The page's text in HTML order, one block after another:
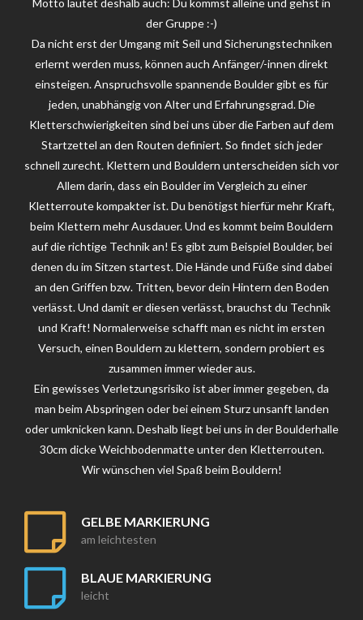
Motto lautet deshalb auch: Du kommst alleine und gehst in
der Gruppe :-)
Da nicht erst der Umgang mit Seil und Sicherungstechniken
erlernt werden muss, können auch Anfänger/-innen direkt
einsteigen. Anspruchsvolle spannende Boulder gibt es für
jeden, unabhängig von Alter und Erfahrungsgrad. Die
Kletterschwierigkeiten sind bei uns über die Farben auf dem
Startzettel an den Routen definiert. So findet sich jeder
schnell zurecht. Klettern und Bouldern unterscheiden sich vor
Allem darin, dass ein Boulder im Vergleich zu einer
Kletterroute kompakter ist. Du benötigst hierfür mehr Kraft,
beim Klettern mehr Ausdauer. Und es kommt beim Bouldern
auf die richtige Technik an! Es gibt zum Beispiel Boulder, bei
denen du im Sitzen startest. Die Hände und Füße sind dabei
an den Griffen bzw. Tritten, bevor dein Hintern den Boden
verlässt. Und damit er diesen verlässt, brauchst du Technik
und Kraft! Normalerweise schafft man es nicht im ersten
Versuch, einen Bouldern zu klettern, sondern probiert es
zusammen immer wieder aus.
Ein gewisses Verletzungsrisiko ist aber immer gegeben, da
man beim Abspringen oder bei einem Sturz unsanft landen
oder umknicken kann. Deshalb liegt bei uns in der Boulderhalle
30cm dicke Weichbodenmatte unter den Kletterrouten.
Wir wünschen viel Spaß beim Bouldern!
GELBE MARKIERUNG
am leichtesten
BLAUE MARKIERUNG
leicht